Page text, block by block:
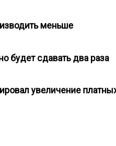
меньше
будет сдавать два раза
увеличение